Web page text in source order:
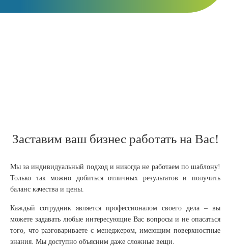
Заставим ваш бизнес работать на Вас!
Мы за индивидуальный подход и никогда не работаем по шаблону!
Только так можно добиться отличных результатов и получить
баланс качества и цены.
Каждый сотрудник является профессионалом своего дела – вы
можете задавать любые интересующие Вас вопросы и не опасаться
того, что разговариваете с менеджером, имеющим поверхностные
знания. Мы доступно объясним даже сложные вещи.